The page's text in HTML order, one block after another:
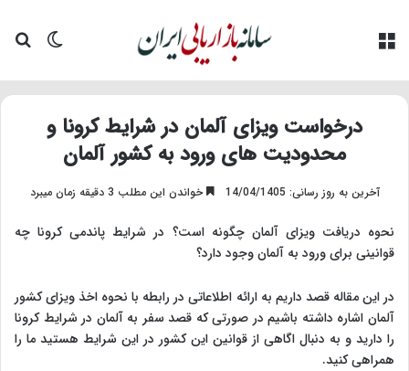
تغییر
درخواست ویزای آلمان در شرایط کرونا و
محدودیت های ورود به کشور آلمان
آخرین به روز رسانی: 14/04/1405 خواندن این مطلب 3 دقیقه زمان میبرد
نحوه دریافت ویزای آلمان چگونه است؟ در شرایط پاندمی کرونا چه
قوانینی برای ورود به آلمان وجود دارد؟
در این مقاله قصد داریم به ارائه اطلاعاتی در رابطه با نحوه اخذ ویزای کشور
آلمان اشاره داشته باشیم در صورتی که قصد سفر به آلمان در شرایط کرونا
را دارید و به دنبال اگاهی از قوانین این کشور در این شرایط هستید ما را
همراهی کنید.